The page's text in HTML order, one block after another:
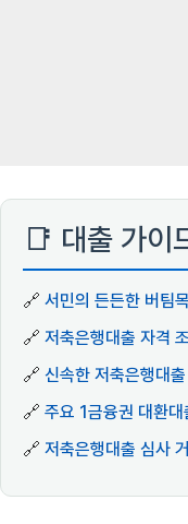
📑 대출 가이
🔗 서민의 든든한 버팀
🔗 저축은행대출 자격
🔗 신속한 저축은행대
🔗 주요 1금융권 대환
🔗 저축은행대출 심사